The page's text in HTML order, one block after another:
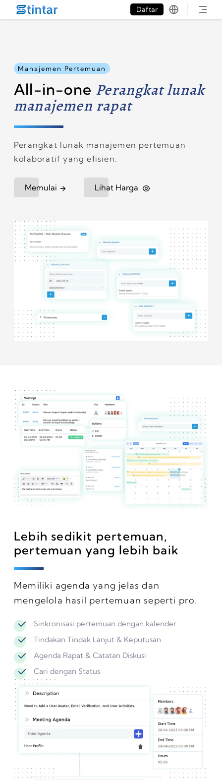
put google tag in file
Daftar
Manajemen Pertemuan
All-in-one Perangkat lunak
manajemen rapat
Perangkat lunak manajemen pertemuan
kolaboratif yang efisien.
Memulai Lihat Harga
Lebih sedikit pertemuan,
pertemuan yang lebih baik
Memiliki agenda yang jelas dan
mengelola hasil pertemuan seperti pro.
Sinkronisasi pertemuan dengan kalender
Tindakan Tindak Lanjut & Keputusan
Agenda Rapat & Catatan Diskusi
Cari dengan Status